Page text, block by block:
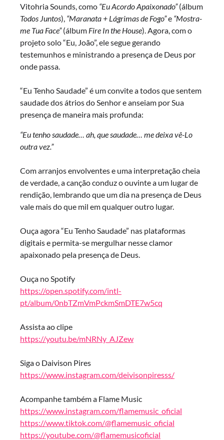
Vitohria Sounds, como “Eu Acordo Apaixonado”(álbum
Todos Juntos), “Maranata + Lágrimas de Fogo”e “Mostra-
me Tua Face”(álbum Fire In the House). Agora, com o
projeto solo “Eu, João”, ele segue gerando
testemunhos e ministrando a presença de Deus por
onde passa.
“Eu Tenho Saudade” é um convite a todos que sentem
saudade dos átrios do Senhor e anseiam por Sua
presença de maneira mais profunda:
“Eu tenho saudade… ah, que saudade… me deixa vê-Lo
outra vez.”
Com arranjos envolventes e uma interpretação cheia
de verdade, a canção conduz o ouvinte a um lugar de
rendição, lembrando que um dia na presença de Deus
vale mais do que mil em qualquer outro lugar.
Ouça agora “Eu Tenho Saudade” nas plataformas
digitais e permita-se mergulhar nesse clamor
apaixonado pela presença de Deus.
Ouça no Spotify
https://open.spotify.com/intl-
pt/album/0nbTZmVmPckmSmDTE7w5cq
Assista ao clipe
https://youtu.be/mNRNy_AJZew
Siga o Daivison Pires
https://www.instagram.com/deivisonpiresss/
Acompanhe também a Flame Music
https://www.instagram.com/flamemusic_oficial
https://www.tiktok.com/@flamemusic_oficial
https://youtube.com/@flamemusicoficial